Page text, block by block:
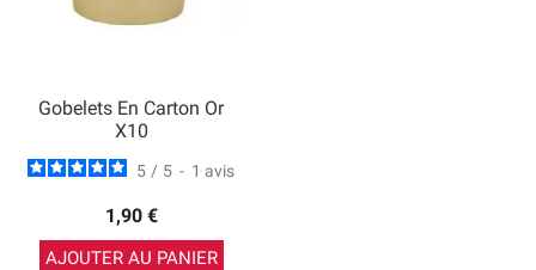
Gobelets En Carton Or
X10
5 / 5 - 1 avis
1,90 €
AJOUTER AU PANIER